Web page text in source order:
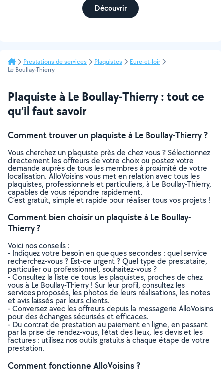
Découvrir
Prestations de services Plaquistes
Eure-et-loir
Le Boullay-Thierry
Plaquiste à Le Boullay-Thierry : tout ce
qu’il faut savoir
Comment trouver un plaquiste à Le Boullay-Thierry ?
Vous cherchez un plaquiste près de chez vous ? Sélectionnez
directement les offreurs de votre choix ou postez votre
demande auprès de tous les membres à proximité de votre
localisation. AlloVoisins vous met en relation avec tous les
plaquistes, professionnels et particuliers, à Le Boullay-Thierry,
capables de vous répondre rapidement.
C’est gratuit, simple et rapide pour réaliser tous vos projets !
Comment bien choisir un plaquiste à Le Boullay-
Thierry ?
Voici nos conseils :
- Indiquez votre besoin en quelques secondes : quel service
recherchez-vous ? Est-ce urgent ? Quel type de prestataire,
particulier ou professionnel, souhaitez-vous ?
- Consultez la liste de tous les plaquistes, proches de chez
vous à Le Boullay-Thierry ! Sur leur profil, consultez les
services proposés, les photos de leurs réalisations, les notes
et avis laissés par leurs clients.
- Conversez avec les offreurs depuis la messagerie AlloVoisins
pour des échanges sécurisés et efficaces.
- Du contrat de prestation au paiement en ligne, en passant
par la prise de rendez-vous, l’état des lieux, les devis et les
factures : utilisez nos outils gratuits à chaque étape de votre
prestation.
Comment fonctionne AlloVoisins ?